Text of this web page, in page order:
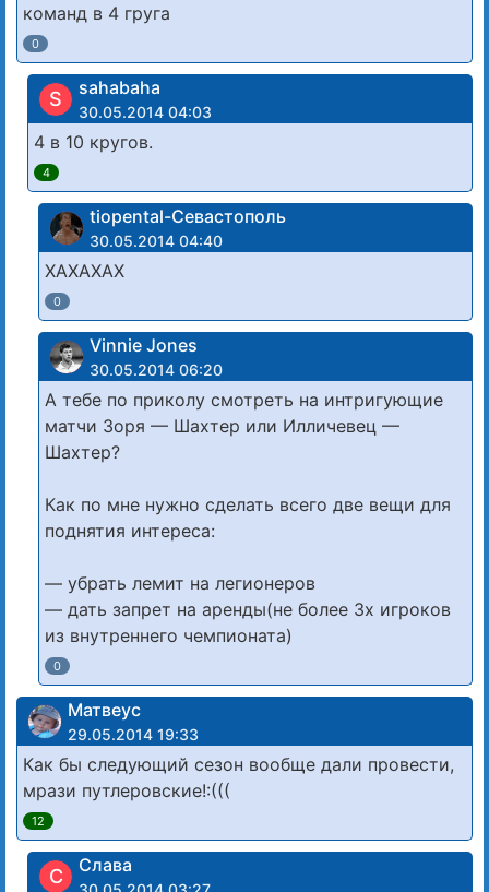
команд в 4 груга
0
S sahabaha
30.05.2014 04:03
4 в 10 кругов.
4
tiopental-Севастополь
30.05.2014 04:40
ХАХАХАХ
0
Vinnie Jones
30.05.2014 06:20
А тебе по приколу смотреть на интригующие
матчи Зоря — Шахтер или Илличевец —
Шахтер?
Как по мне нужно сделать всего две вещи для
поднятия интереса:
— убрать лемит на легионеров
— дать запрет на аренды(не более 3х игроков
из внутреннего чемпионата)
0
Матвеус
29.05.2014 19:33
Как бы следующий сезон вообще дали провести,
мрази путлеровские!:(((
12
С Слава